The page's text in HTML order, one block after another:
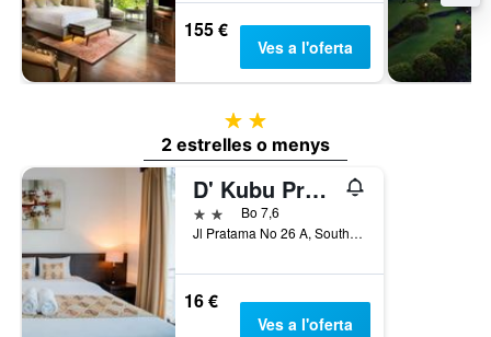
155 €
Ves a l'oferta
2 estrelles
2 estrelles o menys
D' Kubu Pratama
2 estrelles
Bo 7,6
Jl Pratama No 26 A, South Kuta, Indonèsia
16 €
Ves a l'oferta